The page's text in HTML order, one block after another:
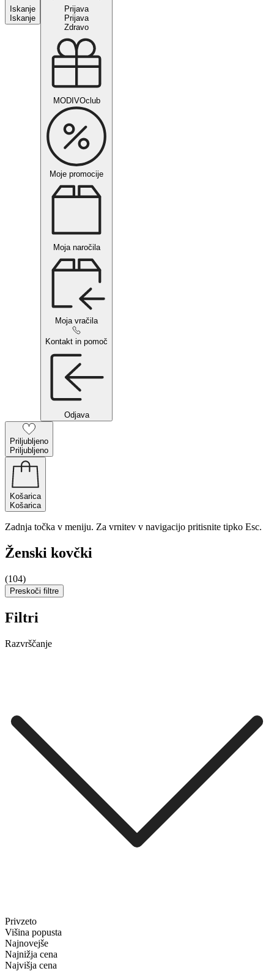
Iskanje
Iskanje
Prijava
Prijava
Zdravo
MODIVOclub
Moje promocije
Moja naročila
Moja vračila
Kontakt in pomoč
Odjava
Priljubljeno
Priljubljeno
Košarica
Košarica
Zadnja točka v meniju. Za vrnitev v navigacijo pritisnite tipko Esc.
Ženski kovčki
(104)
Preskoči filtre
Filtri
Razvrščanje
Privzeto
Višina popusta
Najnovejše
Najnižja cena
Najvišja cena